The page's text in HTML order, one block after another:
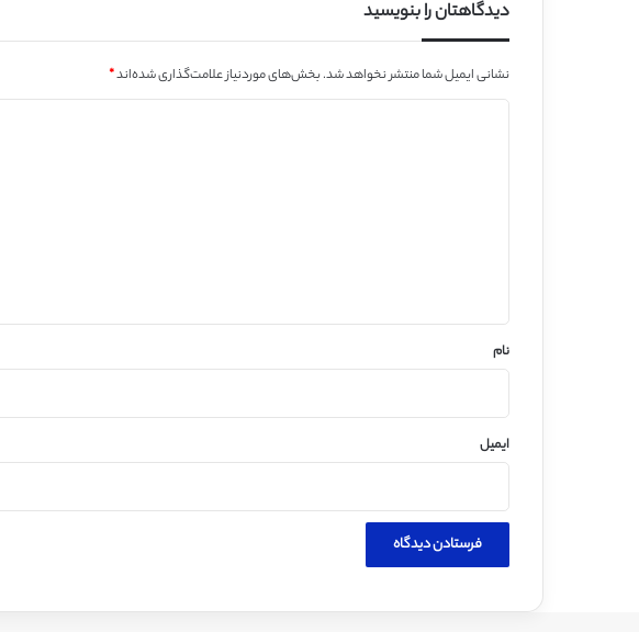
دیدگاهتان را بنویسید
نشانی ایمیل شما منتشر نخواهد شد.بخش‌های موردنیاز علامت‌گذاری شده‌اند*
نام
ایمیل